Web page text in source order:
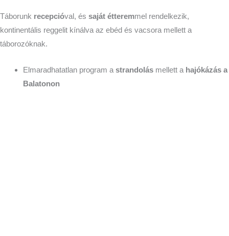
Táborunk recepcióval, és saját étteremmel rendelkezik,
kontinentális reggelit kínálva az ebéd és vacsora mellett a
táborozóknak.
Elmaradhatatlan program a strandolás mellett a hajókázás a
Balatonon